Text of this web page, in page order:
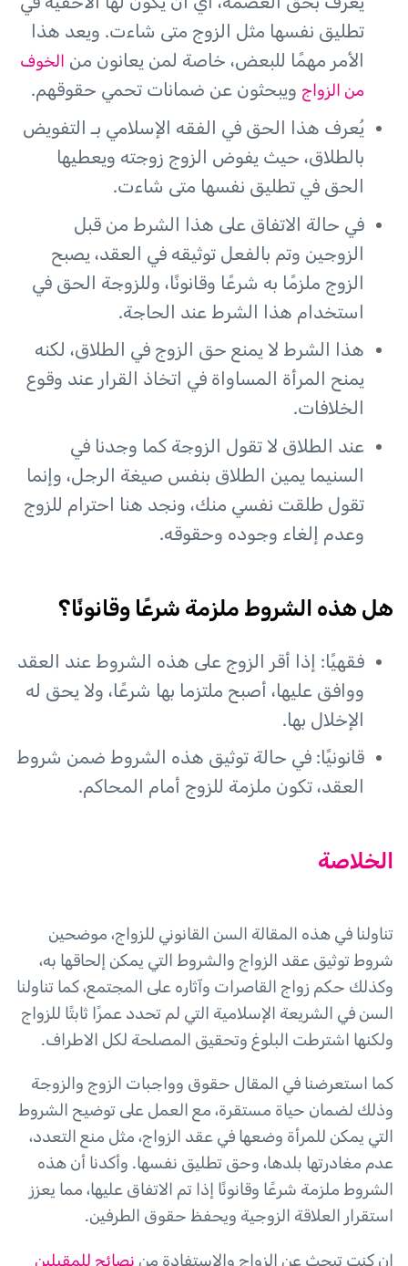
تطليق نفسها مثل الزوج متى شاءت. ويعد هذا
الأمر مهمًا للبعض، خاصة لمن يعانون من الخوف
من الزواج ويبحثون عن ضمانات تحمي حقوقهم.
يُعرف هذا الحق في الفقه الإسلامي بـ التفويض
بالطلاق، حيث يفوض الزوج زوجته ويعطيها
الحق في تطليق نفسها متى شاءت.
في حالة الاتفاق على هذا الشرط من قبل
الزوجين وتم بالفعل توثيقه في العقد، يصبح
الزوج ملزمًا به شرعًا وقانونًا، وللزوجة الحق في
استخدام هذا الشرط عند الحاجة.
هذا الشرط لا يمنع حق الزوج في الطلاق، لكنه
يمنح المرأة المساواة في اتخاذ القرار عند وقوع
الخلافات.
عند الطلاق لا تقول الزوجة كما وجدنا في
السنيما يمين الطلاق بنفس صيغة الرجل، وإنما
تقول طلقت نفسي منك، ونجد هنا احترام للزوج
وعدم إلغاء وجوده وحقوقه.
هل هذه الشروط ملزمة شرعًا وقانونًا؟
فقهيًا: إذا أقر الزوج على هذه الشروط عند العقد
ووافق عليها، أصبح ملتزما بها شرعًا، ولا يحق له
الإخلال بها.
قانونيًا: في حالة توثيق هذه الشروط ضمن شروط
العقد، تكون ملزمة للزوج أمام المحاكم.
الخلاصة
تناولنا في هذه المقالة السن القانوني للزواج، موضحين
شروط توثيق عقد الزواج والشروط التي يمكن إلحاقها به،
وكذلك حكم زواج القاصرات وآثاره على المجتمع، كما تناولنا
السن في الشريعة الإسلامية التي لم تحدد عمرًا ثابتًا للزواج
ولكنها اشترطت البلوغ وتحقيق المصلحة لكل الاطراف.
كما استعرضنا في المقال حقوق وواجبات الزوج والزوجة
وذلك لضمان حياة مستقرة، مع العمل على توضيح الشروط
التي يمكن للمرأة وضعها في عقد الزواج، مثل منع التعدد،
عدم مغادرتها بلدها، وحق تطليق نفسها. وأكدنا أن هذه
الشروط ملزمة شرعًا وقانونًا إذا تم الاتفاق عليها، مما يعزز
استقرار العلاقة الزوجية ويحفظ حقوق الطرفين.
إن كنت تبحث عن الزواج والاستفادة من نصائح للمقبلين